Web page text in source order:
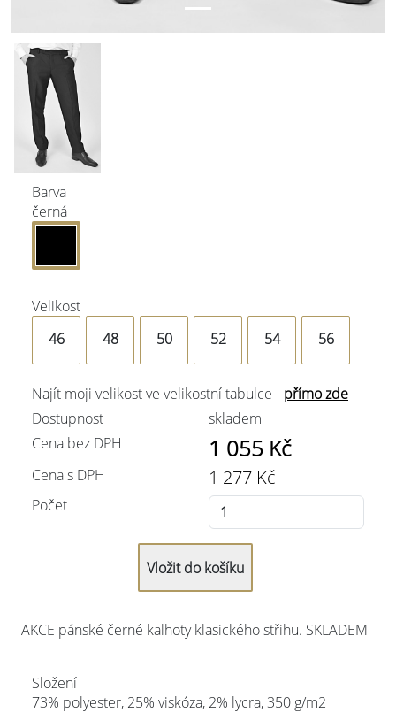
Barva
černá
Velikost
46
48 50 52 54 56
Najít moji velikost ve velikostní tabulce - přímo zde
Dostupnost
skladem
Cena bez DPH
1 055 Kč
Cena s DPH 1 277 Kč
Počet
AKCE pánské černé kalhoty klasického střihu. SKLADEM
Složení
73% polyester, 25% viskóza, 2% lycra, 350 g/m2